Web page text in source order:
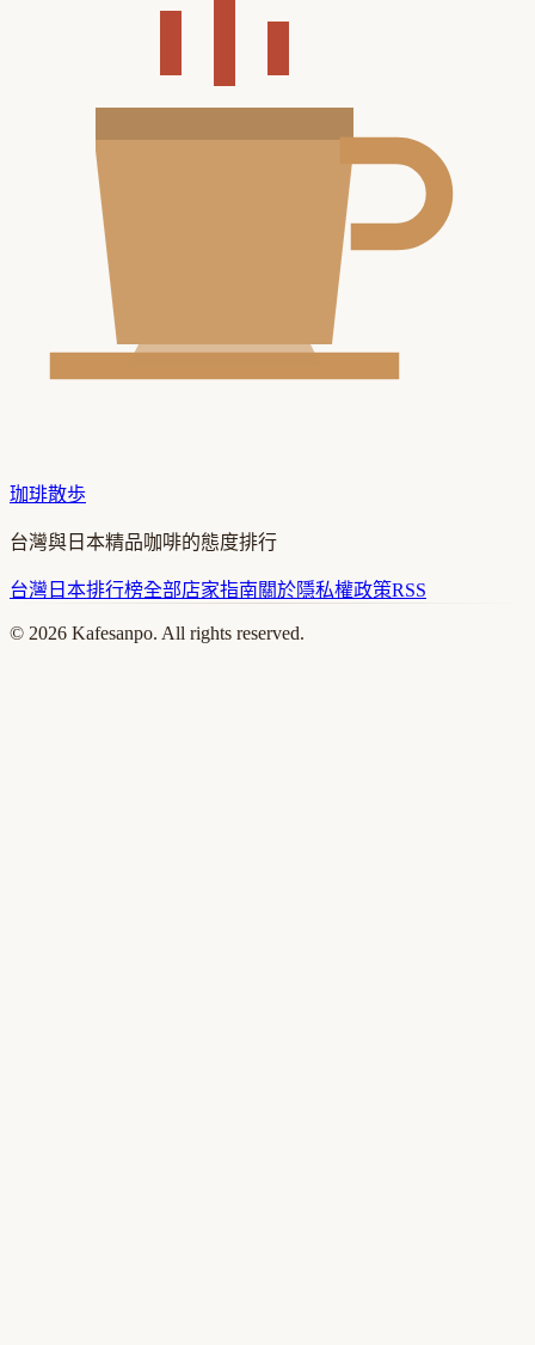
珈琲散歩
台灣與日本精品咖啡的態度排行
台灣 日本排行榜全部店家指南關於隱私權政策RSS
© 2026 Kafesanpo. All rights reserved.